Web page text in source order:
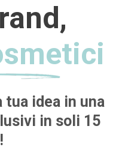
tua idea in una
in soli 15